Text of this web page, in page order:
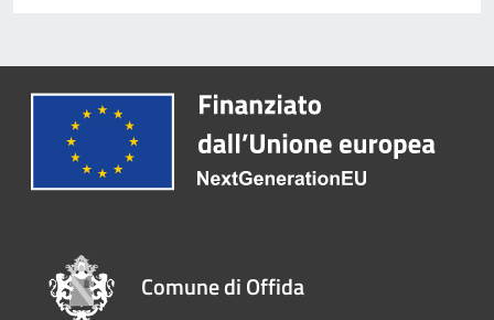
Comune di Offida